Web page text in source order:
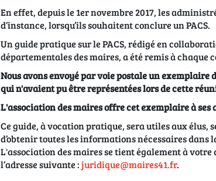
En effet, depuis le 1er novembre 2017, les
d’instance, lorsqu’ils souhaitent conclure un PACS.
Un guide pratique sur le PACS, rédigé en
départementales des maires, a été remis à chaque
Nous avons envoyé par voie postale un exemplaire
qui n'avaient pu être représentées lors de cette
L'association des maires offre cet exemplaire à
Ce guide, à vocation pratique, sera utiles aux élus,
d’obtenir toutes les informations nécessaires dans
L'association des maires se tient également à
l’adresse suivante :juridique@maires41.fr.